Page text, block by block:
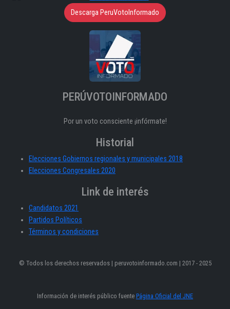
Descarga PeruVotoInformado
PERÚVOTOINFORMADO
Por un voto consciente ¡infórmate!
Historial
Elecciones Gobiernos regionales y municipales 2018
Elecciones Congresales 2020
Link de interés
Candidatos 2021
Partidos Políticos
Términos y condiciones
© Todos los derechos reservados | peruvotoinformado.com | 2017 - 2025
Información de interés público fuente Página Oficial del JNE